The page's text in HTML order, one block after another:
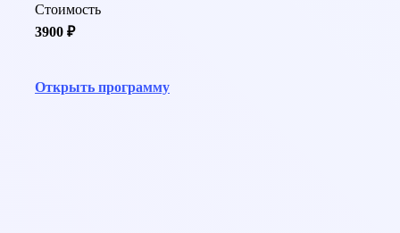
Стоимость
3900 ₽
Открыть программу